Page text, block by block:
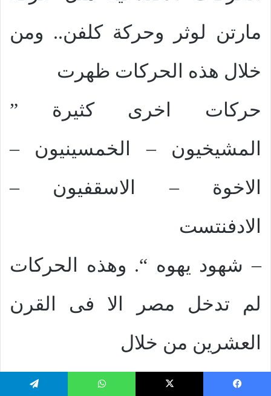
مارتن لوثر وحركة كلفن.. ومن
خلال هذه الحركات ظهرت
حركات اخرى كثيرة ”
المشيخيون – الخمسينيون –
الاخوة – الاسقفيون –
الادفنتست
– شهود يهوه “. وهذه الحركات
لم تدخل مصر الا فى القرن
العشرين من خلال
الارساليات الكاثوليكية